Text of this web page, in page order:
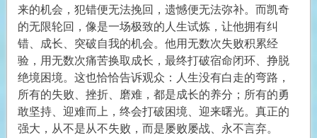
来的机会，犯错便无法挽回，遗憾便无法弥补。而凯奇
的无限轮回，像是一场极致的人生试炼，让他拥有纠
错、成长、突破自我的机会。他用无数次失败积累经
验，用无数次痛苦换取成长，最终打破宿命闭环、挣脱
绝境困境。这也恰恰告诉观众：人生没有白走的弯路，
所有的失败、挫折、磨难，都是成长的养分；所有的勇
敢坚持、迎难而上，终会打破困境、迎来曙光。真正的
强大，从不是从不失败，而是屡败屡战、永不言弃。